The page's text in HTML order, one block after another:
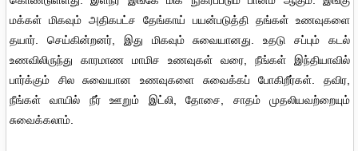
மக்கள் மிகவும் அதிகபட்ச தேங்காய் பயன்படுத்தி தங்கள் உணவுகளை
தயார். செய்கின்றனர், இது மிகவும் சுவையானது. உதடு சப்பும் கடல்
உணவிலிருந்து காரமாண மாமிச உணவுகள் வரை, நீங்கள் இந்தியாவில்
பார்க்கும் சில சுவையான உணவுகளை சுவைக்கப் போகிறீர்கள். தவிர,
நீங்கள் வாயில் நீர் ஊறும் இட்லி, தோசை, சாதம் முதலியவற்றையும்
சுவைக்கலாம்.